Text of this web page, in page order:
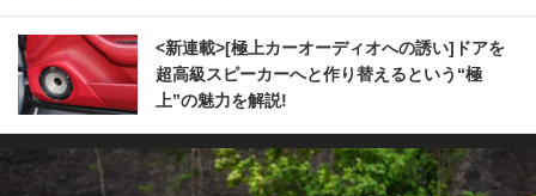
<新連載>[極上カーオーディオへの誘い]ドアを
超高級スピーカーへと作り替えるという“極
上”の魅力を解説!